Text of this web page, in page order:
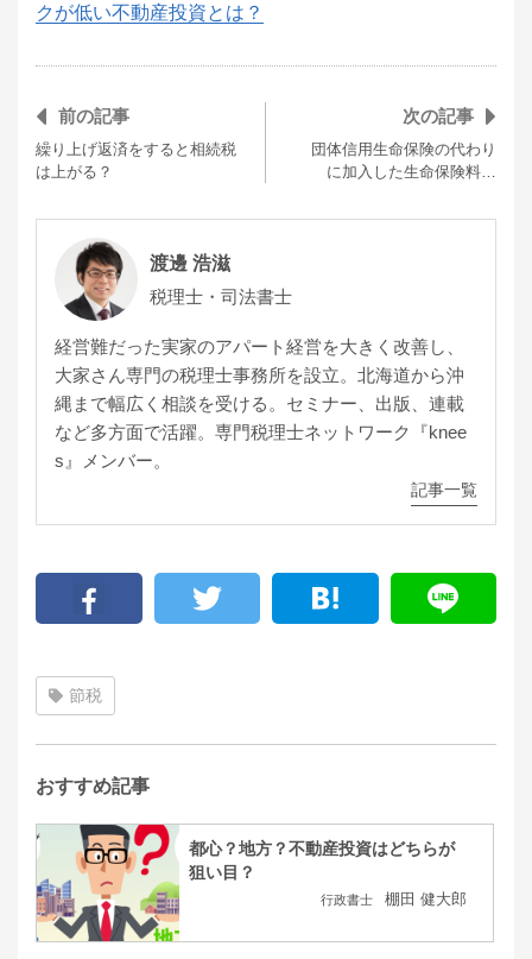
クが低い不動産投資とは？
前の記事
繰り上げ返済をすると相続税
は上がる？
次の記事
団体信用生命保険の代わり
に加入した生命保険料…
渡邊 浩滋
税理士・司法書士
経営難だった実家のアパート経営を大きく改善し、
大家さん専門の税理士事務所を設立。北海道から沖
縄まで幅広く相談を受ける。セミナー、出版、連載
など多方面で活躍。専門税理士ネットワーク『knee
s』メンバー。
記事一覧
節税
おすすめ記事
都心？地方？不動産投資はどちらが
狙い目？
行政書士 棚田 健大郎